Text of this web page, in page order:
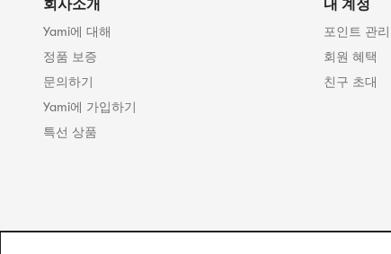
회사소개
Yami에 대해
정품 보증
문의하기
Yami에 가입하기
특선 상품
내 계정
포인트 관리
회원 혜택
친구 초대